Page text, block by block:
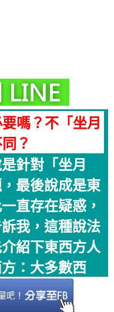
嗎？不「坐月
？
針對「坐月
最後說成是東
直存在疑惑，
我，這種說法
紹下東西方人
：大多數西